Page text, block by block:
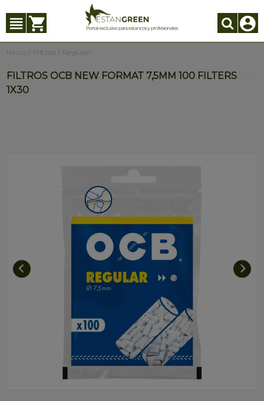
Inicio Filtros Regular
FILTROS OCB NEW FORMAT 7,5MM 100 FILTERS
1X30